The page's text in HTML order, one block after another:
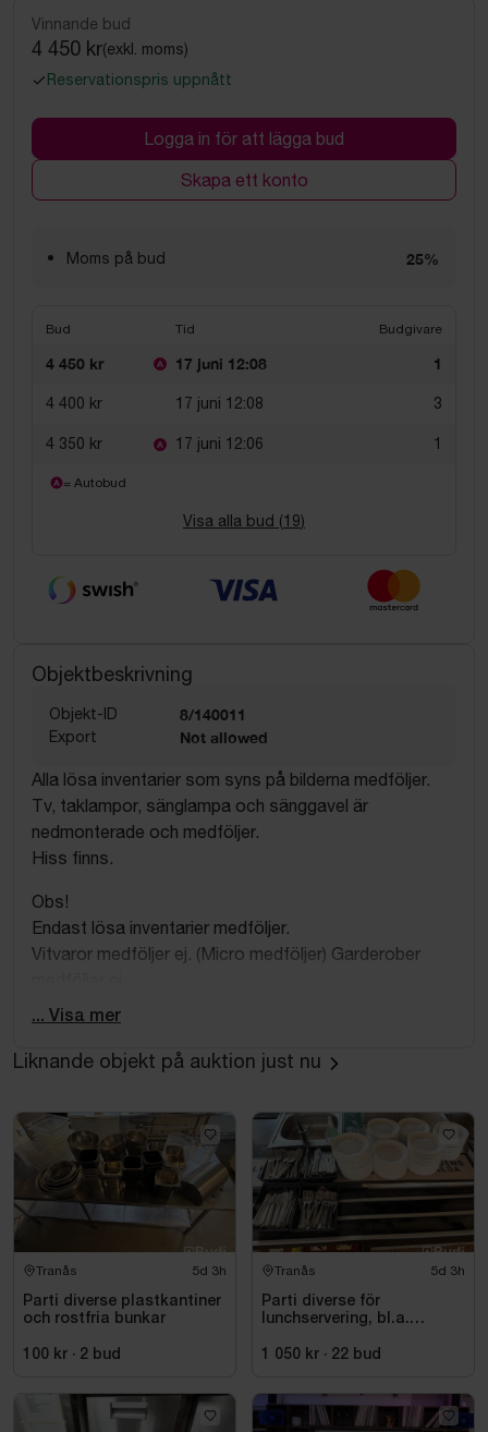
Vinnande bud
4 450 kr(exkl. moms)
Reservationspris uppnått
Logga in för att lägga bud
Skapa ett konto
Moms på bud 25%
Bud Tid Budgivare
4 450 kr 17 juni 12:08 1
4 400 kr 17 juni 12:08 3
4 350 kr 17 juni 12:06 1
= Autobud
Visa alla bud (19)
Objektbeskrivning
Objekt-ID 8/140011
Export Not allowed
Alla lösa inventarier som syns på bilderna medföljer.
Tv, taklampor, sänglampa och sänggavel är
nedmonterade och medföljer.
Hiss finns.
Obs!
Endast lösa inventarier medföljer.
Vitvaror medföljer ej. (Micro medföljer) Garderober
Allt som är fastskruvat i väggar, garderober, skåp och
Köparen ansvarar för att samtliga inventarier tas bort.
hanteringskostnad att tas ut.
Nedan följer info om mått på de större möblerna:
Mått matbord:
Diameter: ca 110 cm.
Mått säng 1:
Längd: ca 200 cm.
Bredd: ca 140 cm.
... Visa mer
Liknande objekt på auktion just nu
Tranås 5d 3h
Parti diverse plastkantiner
och rostfria bunkar
100 kr · 2 bud
Tranås 5d 3h
Parti diverse för
lunchservering, bl.a.
1 050 kr · 22 bud